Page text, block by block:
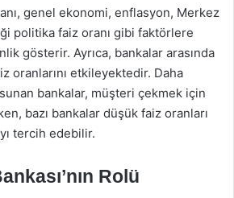
genel ekonomi, enflasyon, Merkez
politika faiz oranı gibi faktörlere
gösterir. Ayrıca, bankalar arasında
oranlarını etkileyektedir. Daha
bankalar, müşteri çekmek için
bazı bankalar düşük faiz oranları
tercih edebilir.
Rolü